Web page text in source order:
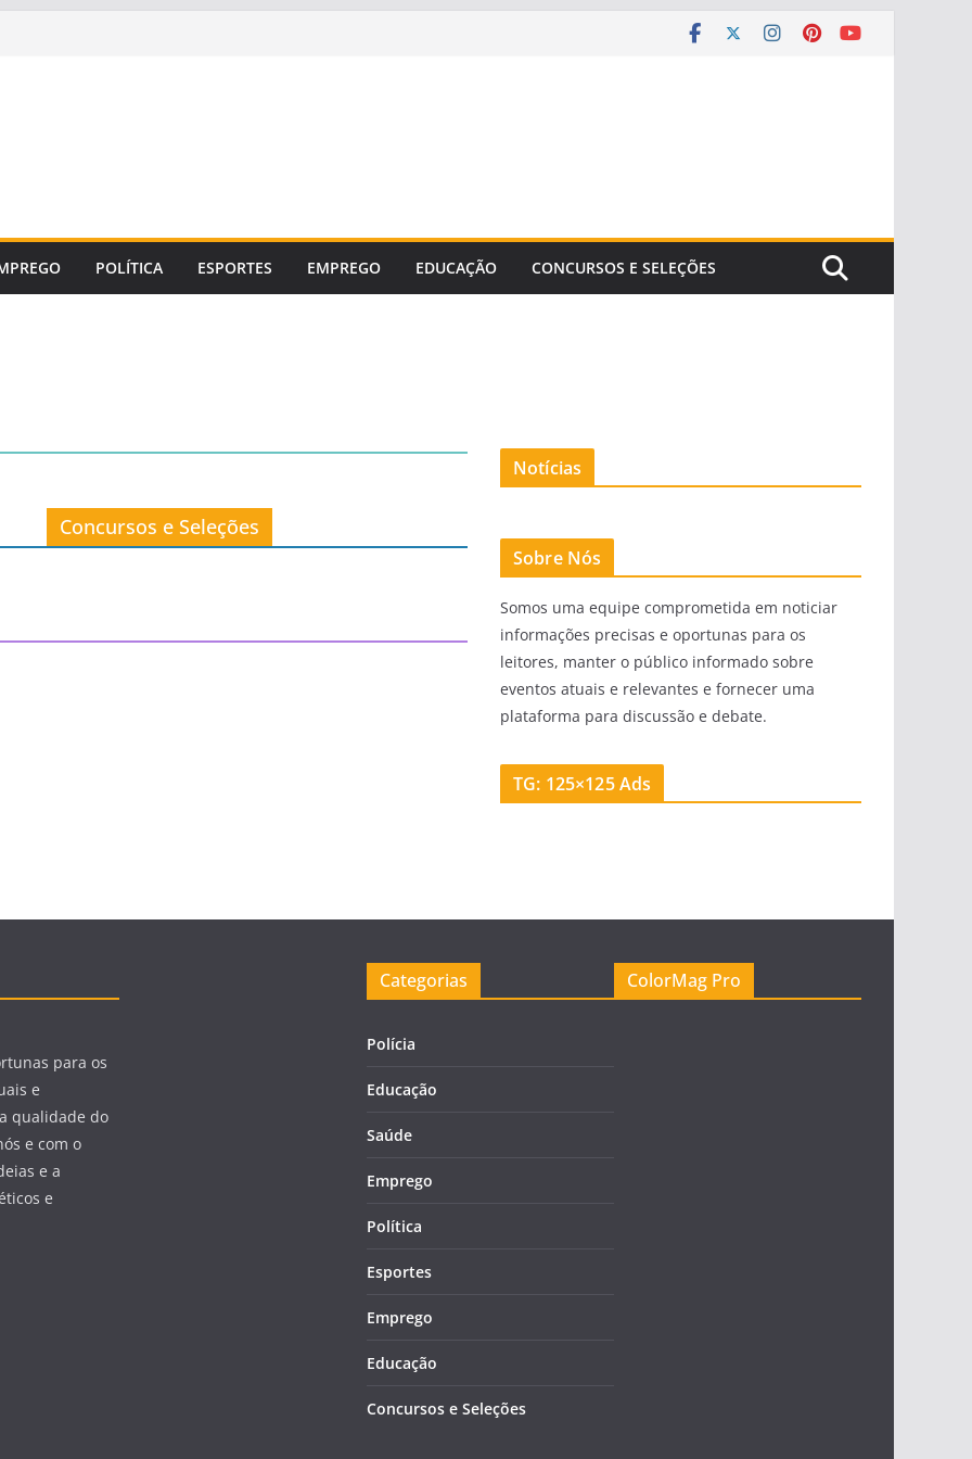
POLÍTICA ESPORTES EMPREGO EDUCAÇÃO CONCURSOS E SELEÇÕES
Concursos e Seleções
Notícias
Sobre Nós
Somos uma equipe comprometida em noticiar
informações precisas e oportunas para os
leitores, manter o público informado sobre
eventos atuais e relevantes e fornecer uma
plataforma para discussão e debate.
TG: 125×125 Ads
para os
e
qualidade do
e com o
e a
e
Categorias
Polícia
Educação
Saúde
Emprego
Política
Esportes
Emprego
Educação
Concursos e Seleções
ColorMag Pro